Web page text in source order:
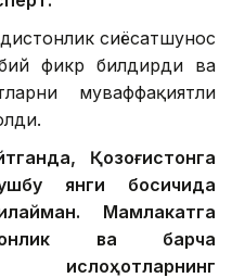
сиёсатшунос
фикр билдирди ва
муваффақиятли
Қозоғистонга
янги босқичида
Мамлакатга
ва барча
ислоҳотларнинг